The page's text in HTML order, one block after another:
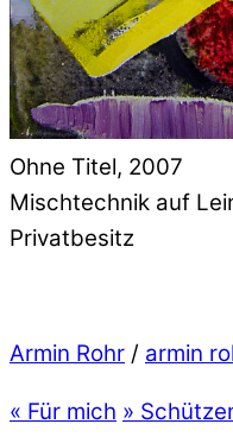
Ohne Titel, 2007
Mischtechnik auf
Privatbesitz
Armin Rohr / armin
« Für mich »